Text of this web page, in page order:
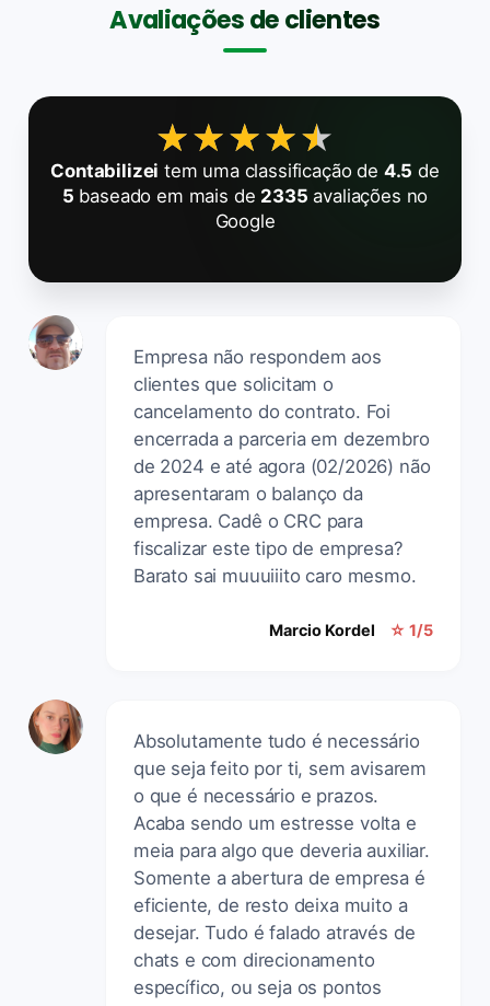
Avaliações de clientes
★★★★★
★★★★★
Contabilizei tem uma classificação de 4.5 de
5 baseado em mais de 2335 avaliações no
Google
Empresa não respondem aos
clientes que solicitam o
cancelamento do contrato. Foi
encerrada a parceria em dezembro
de 2024 e até agora (02/2026) não
apresentaram o balanço da
empresa. Cadê o CRC para
fiscalizar este tipo de empresa?
Barato sai muuuiiito caro mesmo.
Marcio Kordel ☆ 1/5
Absolutamente tudo é necessário
que seja feito por ti, sem avisarem
o que é necessário e prazos.
Acaba sendo um estresse volta e
meia para algo que deveria auxiliar.
Somente a abertura de empresa é
eficiente, de resto deixa muito a
desejar. Tudo é falado através de
chats e com direcionamento
específico, ou seja os pontos